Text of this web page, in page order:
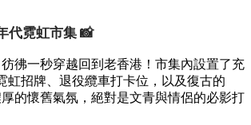
代霓虹市集 📸
彿一秒穿越回到老香港！市集內設置了充
虹招牌、退役纜車打卡位，以及復古的
厚的懷舊氣氛，絕對是文青與情侶的必影打